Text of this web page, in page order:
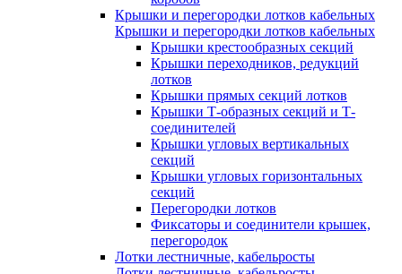
Крышки и перегородки лотков кабельных
Крышки и перегородки лотков кабельных
Крышки крестообразных секций
Крышки переходников, редукций
лотков
Крышки прямых секций лотков
Крышки Т-образных секций и Т-
соединителей
Крышки угловых вертикальных
секций
Крышки угловых горизонтальных
секций
Перегородки лотков
Фиксаторы и соединители крышек,
перегородок
Лотки лестничные, кабельросты